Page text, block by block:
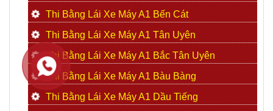
Thi Bằng Lái Xe Máy A1 Bến Cát
Thi Bằng Lái Xe Máy A1 Tân Uyên
Thi Bằng Lái Xe Máy A1 Bắc Tân Uyên
Thi Bằng Lái Xe Máy A1 Bàu Bàng
Thi Bằng Lái Xe Máy A1 Dầu Tiếng